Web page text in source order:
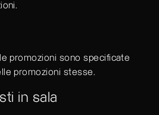
promozioni sono specificate
promozioni stesse.
in sala